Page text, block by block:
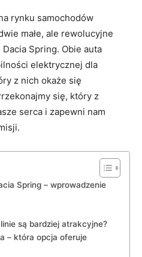
rynku samochodów
małe, ale rewolucyjne
Spring. Obie ⁣auta
elektrycznej dla
z nich ‍okaże się
się, który ​z
serca i zapewni ‌nam
⁢Spring⁤ – wprowadzenie
są bardziej atrakcyjne?
– która opcja oferuje‍